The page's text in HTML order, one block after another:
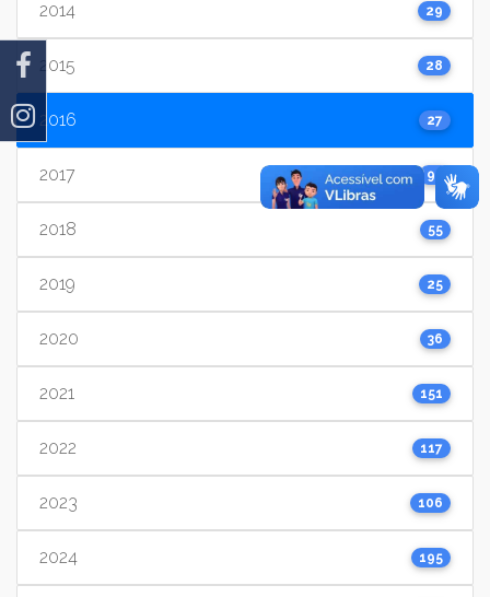
2014 29
2015 28
2016 27
2017 91
2018 55
2019 25
2020 36
2021 151
2022 117
2023 106
2024 195